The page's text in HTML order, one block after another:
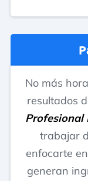
No más
resultados
Profesional
trabajar
enfocarte
generan